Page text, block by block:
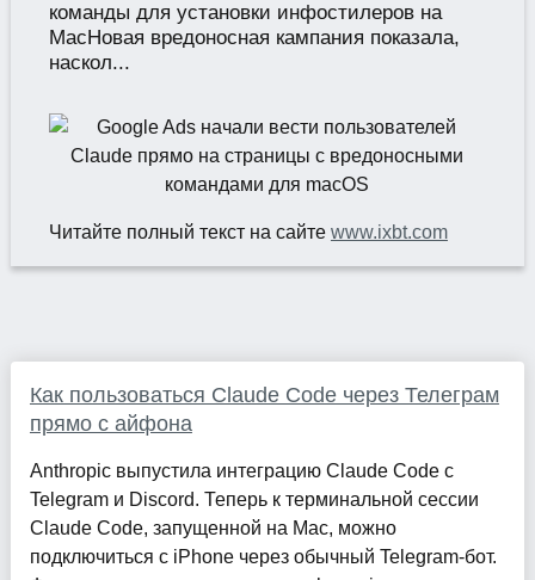
команды для установки инфостилеров на
MacНовая вредоносная кампания показала,
наскол...
Читайте полный текст на сайте www.ixbt.com
Как пользоваться Claude Code через Телеграм
прямо с айфона
Anthropic выпустила интеграцию Claude Code с
Telegram и Discord. Теперь к терминальной сессии
Claude Code, запущенной на Mac, можно
подключиться с iPhone через обычный Telegram-бот.